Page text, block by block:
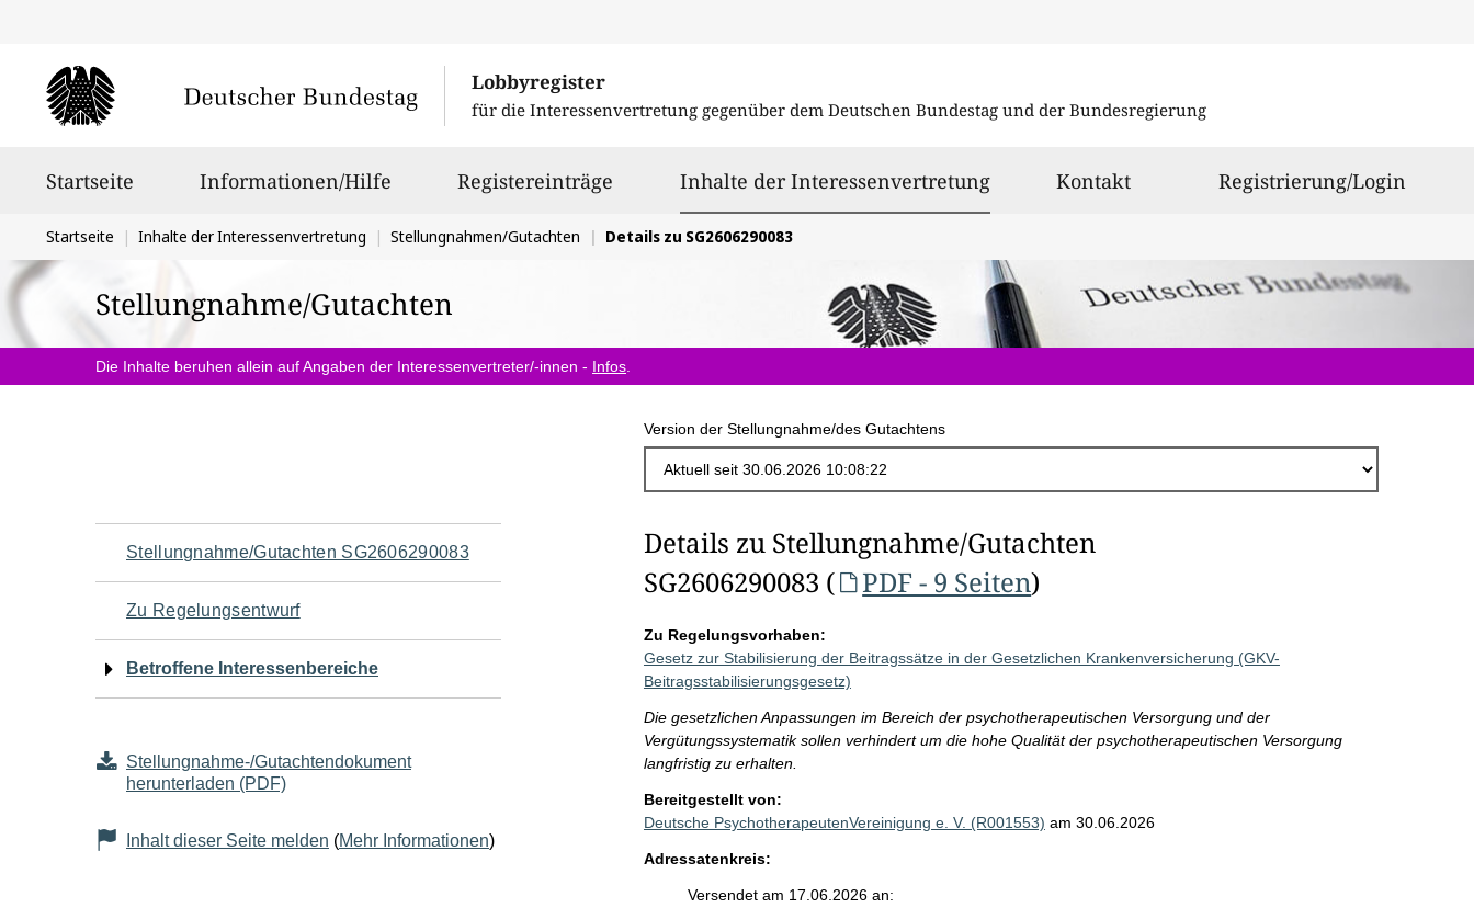
Lobbyregister
für die Interessenvertretung gegenüber dem Deutschen Bundestag und der Bundesregierung
Startseite Informationen/Hilfe Registereinträge Inhalte der Interessenvertretungausgewählt
Kontakt Registrierung/Login
Sie
befinden
sich
hier:
Startseite Inhalte der Interessenvertretung Stellungnahmen/Gutachten Details zu SG2606290083
Stellungnahme/Gutachten
Die Inhalte beruhen allein auf Angaben der Interessenvertreter/-innen - Infos
Version der Stellungnahme/des Gutachtens
Navigation
für
den
Seiteninhalt
Stellungnahme/Gutachten SG2606290083
Zu Regelungsentwurf
Betroffene Interessenbereiche
Stellungnahme-/Gutachtendokument
herunterladen (PDF)
Inhalt dieser Seite melden (Mehr Informationen)
Details zu Stellungnahme/Gutachten
SG2606290083 (
PDF - 9 Seiten)
Zu Regelungsvorhaben:
Gesetz zur Stabilisierung der Beitragssätze in der Gesetzlichen Krankenversicherung (GKV-
Beitragsstabilisierungsgesetz)
Die gesetzlichen Anpassungen im Bereich der psychotherapeutischen Versorgung und der
Vergütungssystematik sollen verhindert um die hohe Qualität der psychotherapeutischen Versorgung
langfristig zu erhalten.
Bereitgestellt von:
Deutsche PsychotherapeutenVereinigung e. V. (R001553) am 30.06.2026
Adressatenkreis:
Versendet am 17.06.2026 an: